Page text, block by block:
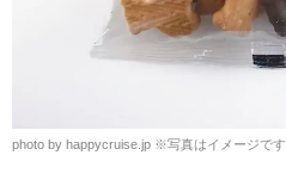
photo by happycruise.jp ※写真はイメージです